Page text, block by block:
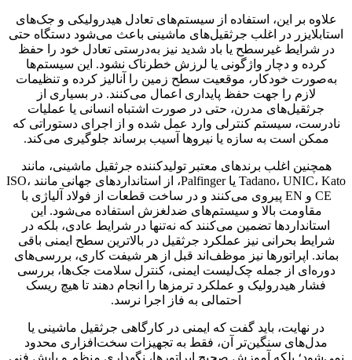
علاوه بر این، استفاده از سیستم‌های تعادل هیدرولیکی و جک‌های
استابلایزر در اغلب جرثقیل‌های ماشینی باعث می‌شود دستگاه حتی
در شرایط غیرسطح یا باد شدید نیز به‌درستی تعادل خود را حفظ
کرده و دچار واژگونی یا لرزش خطرناک نشود. این سیستم‌ها
به‌صورت خودکار، موقعیت سطح زمین را آنالیز کرده و تنظیمات
لازم را جهت حفظ پایداری اعمال می‌کنند. در بسیاری از
جرثقیل‌های مدرن، حتی در صورت اشتباه انسانی یا عملیات
نادرست، سیستم کنترلی وارد عمل شده و از اجرای دستوراتی که
ممکن است به سازه یا نیروها آسیب برساند جلوگیری می‌کند.
همچنین اغلب برندهای معتبر تولیدکننده جرثقیل ماشینی، مانند
Tadano، UNIC، Kato یا Palfinger، از استانداردهای جهانی مانند ISO،
CE و EN پیروی می‌کنند و در ساخت قطعات از فولاد آلیاژی با
مقاومت بالا و سیستم‌های ضدلغزش استفاده می‌شود. این
استانداردها تضمین می‌کنند که نه‌تنها در شرایط عادی، بلکه در
شرایط بحرانی نیز عملکرد جرثقیل در بالاترین سطح ایمنی باقی
بماند. اپراتورها نیز موظف‌اند قبل از هر شیفت کاری، بررسی‌های
دوره‌ای از جمله چک‌لیست ایمنی، کنترل سلامت جک‌ها، بررسی
فشار هیدرولیک و عملکرد ترمزها را انجام دهند تا هیچ ریسک
احتمالی به فاز اجرا نرسد.
در نهایت، باید گفت که ایمنی در کارگاهی جرثقیل ماشینی یا
مدل‌های سنگین‌تر آن، فقط به تجهیزات سخت‌افزاری محدود